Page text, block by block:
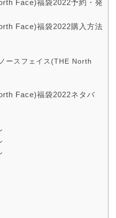
Face)福袋2022予約・発
Face)福袋2022購入方法
ースフェイス(THE North
Face)福袋2022ネタバ